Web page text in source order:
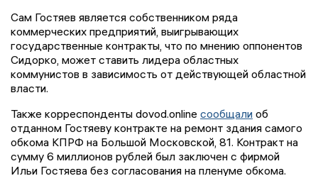
Сам Гостяев является собственником ряда
коммерческих предприятий, выигрывающих
государственные контракты, что по мнению оппонентов
Сидорко, может ставить лидера областных
коммунистов в зависимость от действующей областной
власти.
Также корреспонденты dovod.online сообщали об
отданном Гостяеву контракте на ремонт здания самого
обкома КПРФ на Большой Московской, 81. Контракт на
сумму 6 миллионов рублей был заключен с фирмой
Ильи Гостяева без согласования на пленуме обкома.